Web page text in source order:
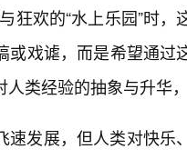
狂欢的“水上乐园”时
或戏谑，而是希望通过
类经验的抽象与升华
发展，但人类对快乐